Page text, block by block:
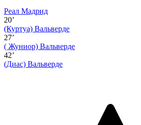
Реал Мадрид
20’
(Куртуа) Вальверде
27’
( Жуниор) Вальверде
42’
(Диас) Вальверде